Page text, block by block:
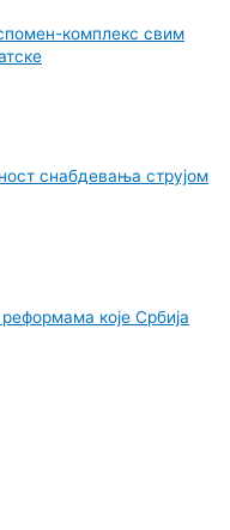
комплекс свим
снабдевања струјом
које Србија